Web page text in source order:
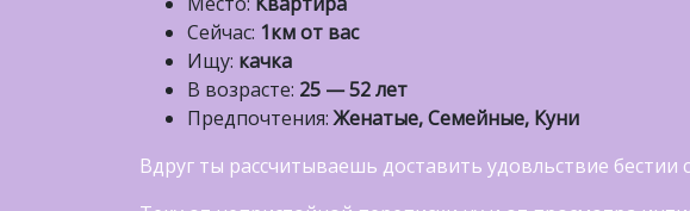
Сейчас: 1км от вас
Ищу: качка
В возрасте: 25 — 52 лет
Предпочтения:Женатые, Семейные, Куни
Вдруг ты рассчитываешь доставить удовльствие